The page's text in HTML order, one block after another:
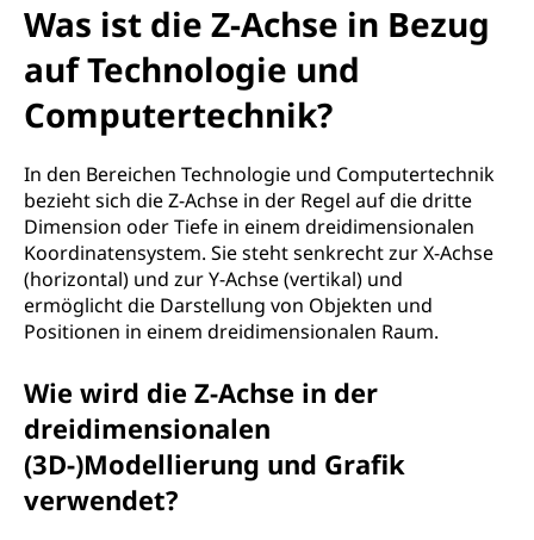
Was ist die Z-Achse in Bezug
auf Technologie und
Computertechnik?
In den Bereichen Technologie und Computertechnik
bezieht sich die Z-Achse in der Regel auf die dritte
Dimension oder Tiefe in einem dreidimensionalen
Koordinatensystem. Sie steht senkrecht zur X-Achse
(horizontal) und zur Y-Achse (vertikal) und
ermöglicht die Darstellung von Objekten und
Positionen in einem dreidimensionalen Raum.
Wie wird die Z-Achse in der
dreidimensionalen
(3D-)Modellierung und Grafik
verwendet?